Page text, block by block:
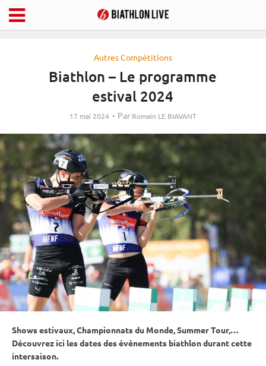
Autres Compétitions
Biathlon – Le programme
estival 2024
17 mai 2024 Par Romain LE BIAVANT
Shows estivaux,Championnats du Monde, Summer Tour,…
Découvrez ici les dates des évènements biathlon durant cette
intersaison.